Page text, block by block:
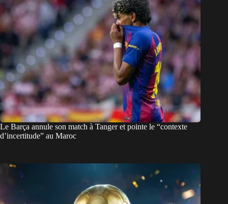
Le Barça annule son match à Tanger et pointe le “contexte
d’incertitude” au Maroc